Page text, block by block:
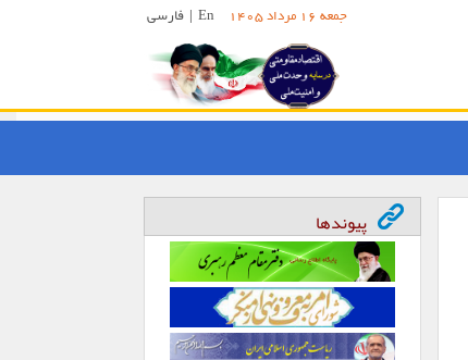
جمعه 16 مرداد 1405 En
| فارسی
پیوندها